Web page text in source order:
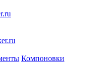
Компоновки